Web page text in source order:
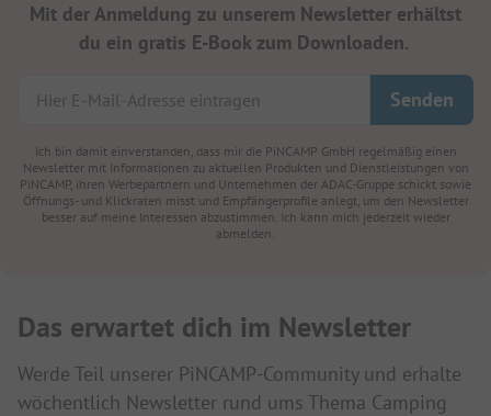
Mit der Anmeldung zu unserem Newsletter erhältst
du ein gratis E-Book zum Downloaden.
Ich bin damit einverstanden, dass mir die PiNCAMP GmbH regelmäßig einen
Newsletter mit Informationen zu aktuellen Produkten und Dienstleistungen von
PiNCAMP, ihren Werbepartnern und Unternehmen der ADAC-Gruppe schickt sowie
Öffnungs- und Klickraten misst und Empfängerprofile anlegt, um den Newsletter
besser auf meine Interessen abzustimmen. Ich kann mich jederzeit wieder
abmelden.
Das erwartet dich im Newsletter
Werde Teil unserer PiNCAMP-Community und erhalte
wöchentlich Newsletter rund ums Thema Camping